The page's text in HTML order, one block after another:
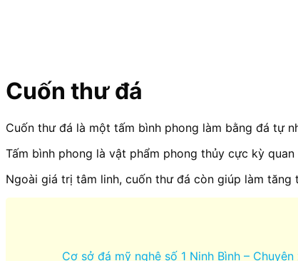
Cuốn thư đá
Cuốn thư đá là một tấm bình phong làm bằng đá tự
Tấm bình phong là vật phẩm phong thủy cực kỳ
Ngoài giá trị tâm linh, cuốn thư đá còn giúp làm
Cơ sở đá mỹ nghệ số 1 Ninh Bình –